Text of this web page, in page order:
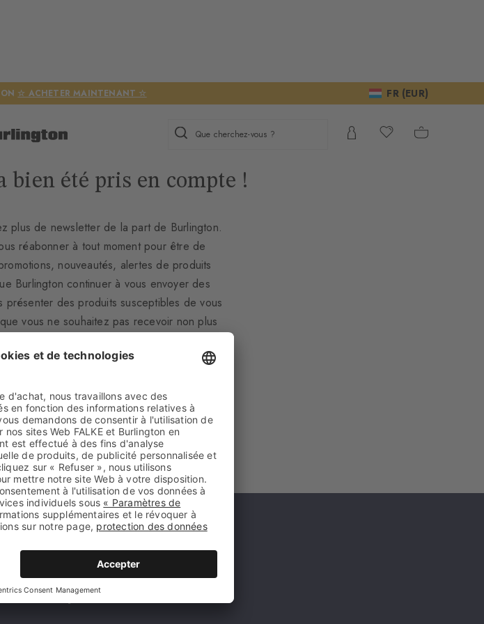
☆ ACHETER MAINTENANT ☆ FR (EUR)
Que cherchez-vous ?
bien été pris en compte !
plus de newsletter de la part de Burlington.
réabonner à tout moment pour être de
nouveautés, alertes de produits
Burlington continuer à vous envoyer des
présenter des produits susceptibles de vous
vous ne souhaitez pas recevoir non plus
la boutique
transporteur